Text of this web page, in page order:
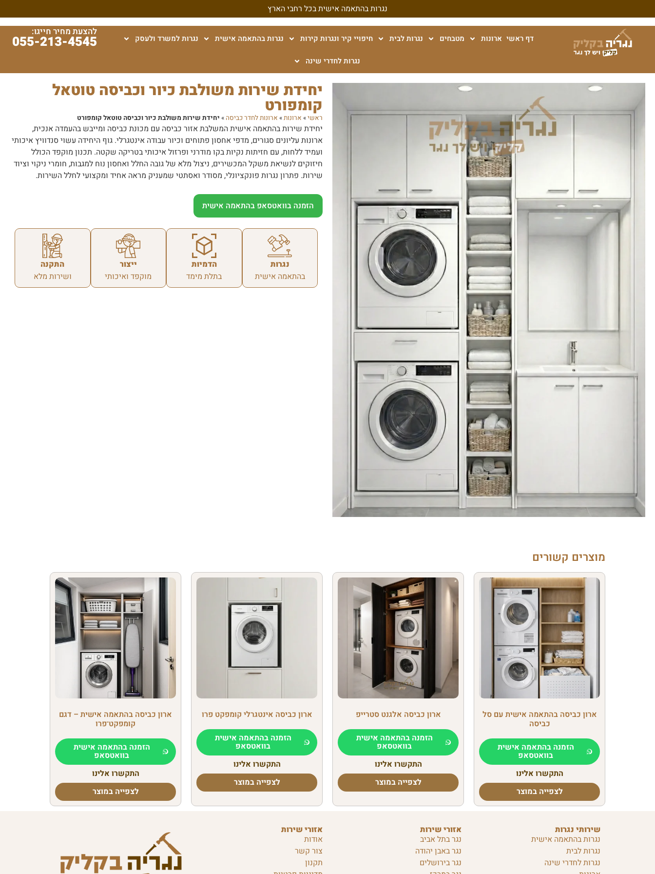
נגרות בהתאמה אישית בכל רחבי הארץ
דף ראשי ארונות מטבחים נגרות לבית חיפויי קיר ונגרות קירות נגרות בהתאמה אישית נגרות למשרד ולעסק
נגרות לחדרי שינה
להצעת מחיר חייגו:
055-213-4545
יחידת שירות משולבת כיור וכביסה טוטאל
קומפורט
ראשי» ארונות» ארונות לחדר כביסה » יחידת שירות משולבת כיור וכביסה טוטאל קומפורט
יחידת שירות בהתאמה אישית המשלבת אזור כביסה עם מכונת כביסה ומייבש בהעמדה אנכית,
ארונות עליונים סגורים, מדפי אחסון פתוחים וכיור עבודה אינטגרלי. גוף היחידה עשוי סנדוויץ איכותי
ועמיד ללחות, עם חזיתות נקיות בקו מודרני ופרזול איכותי בטריקה שקטה. תכנון מוקפד הכולל
חיזוקים לנשיאת משקל המכשירים, ניצול מלא של גובה החלל ואחסון נוח למגבות, חומרי ניקוי וציוד
שירות. פתרון נגרות פונקציונלי, מסודר ואסתטי שמעניק מראה אחיד ומקצועי לחלל השירות.
הזמנה בוואטסאפ בהתאמה אישית
נגרות
בהתאמה אישית
הדמיות
בתלת מימד
ייצור
מוקפד ואיכותי
התקנה
ושירות מלא
מוצרים קשורים
ארון כביסה בהתאמה אישית עם סל
כביסה
הזמנה בהתאמה אישית
בוואטסאפ
התקשרו אלינו
לצפייה במוצר
ארון כביסה אלגנט סטרייפ
הזמנה בהתאמה אישית
בוואטסאפ
התקשרו אלינו
לצפייה במוצר
ארון כביסה אינטגרלי קומפקט פרו
הזמנה בהתאמה אישית
בוואטסאפ
התקשרו אלינו
לצפייה במוצר
ארון כביסה בהתאמה אישית – דגם
קומפקט־פרו
הזמנה בהתאמה אישית
בוואטסאפ
התקשרו אלינו
לצפייה במוצר
שירותי נגרות
נגרות בהתאמה אישית
נגרות לבית
נגרות לחדרי שינה
אזורי שירות
נגר בתל אביב
נגר באבן יהודה
נגר בירושלים
אזורי שירות
אודות
צור קשר
תקנון